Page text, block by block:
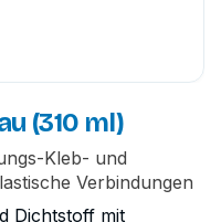
(310 ml)
Kleb- und
Verbindungen
Dichtstoff mit